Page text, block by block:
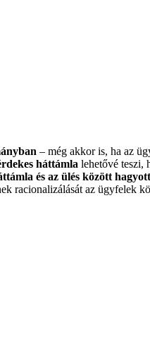
– még akkor is, ha az
háttámla lehetővé teszi,
és az ülés között
racionalizálását az ügyfelek